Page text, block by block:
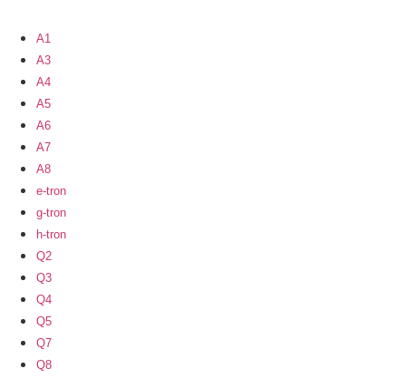
A1
A3
A4
A5
A6
A7
A8
e-tron
g-tron
h-tron
Q2
Q3
Q4
Q5
Q7
Q8